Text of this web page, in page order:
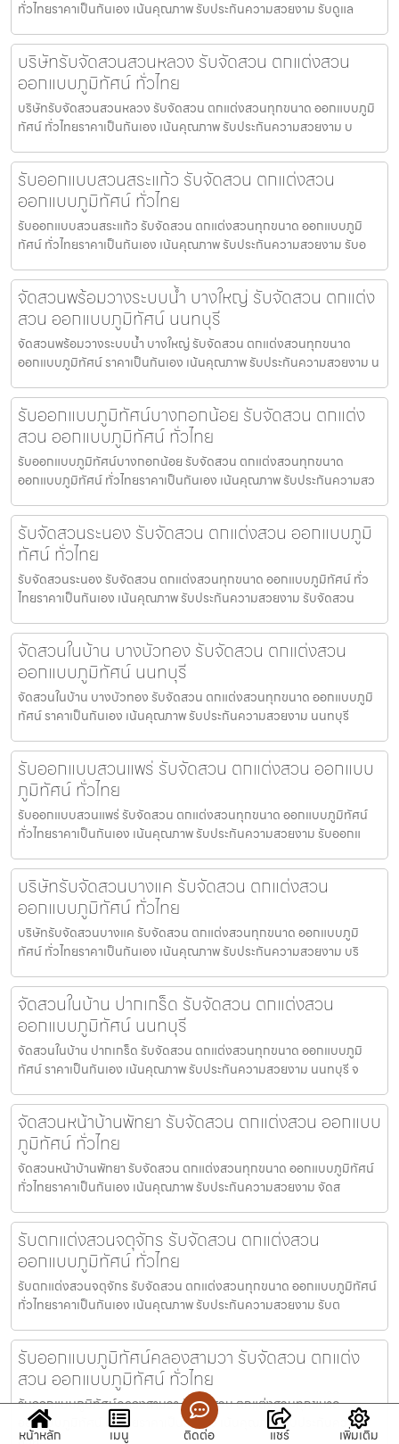
ทั่วไทยราคาเป็นกันเอง เน้นคุณภาพ รับประกันความสวยงาม รับดูแล
บริษัทรับจัดสวนสวนหลวง รับจัดสวน ตกแต่งสวน
ออกแบบภูมิทัศน์ ทั่วไทย
บริษัทรับจัดสวนสวนหลวง รับจัดสวน ตกแต่งสวนทุกขนาด ออกแบบภูมิ
ทัศน์ ทั่วไทยราคาเป็นกันเอง เน้นคุณภาพ รับประกันความสวยงาม บ
รับออกแบบสวนสระแก้ว รับจัดสวน ตกแต่งสวน
ออกแบบภูมิทัศน์ ทั่วไทย
รับออกแบบสวนสระแก้ว รับจัดสวน ตกแต่งสวนทุกขนาด ออกแบบภูมิ
ทัศน์ ทั่วไทยราคาเป็นกันเอง เน้นคุณภาพ รับประกันความสวยงาม รับอ
จัดสวนพร้อมวางระบบน้ำ บางใหญ่ รับจัดสวน ตกแต่ง
สวน ออกแบบภูมิทัศน์ นนทบุรี
จัดสวนพร้อมวางระบบน้ำ บางใหญ่ รับจัดสวน ตกแต่งสวนทุกขนาด
ออกแบบภูมิทัศน์ ราคาเป็นกันเอง เน้นคุณภาพ รับประกันความสวยงาม น
รับออกแบบภูมิทัศน์บางกอกน้อย รับจัดสวน ตกแต่ง
สวน ออกแบบภูมิทัศน์ ทั่วไทย
รับออกแบบภูมิทัศน์บางกอกน้อย รับจัดสวน ตกแต่งสวนทุกขนาด
ออกแบบภูมิทัศน์ ทั่วไทยราคาเป็นกันเอง เน้นคุณภาพ รับประกันความสว
รับจัดสวนระนอง รับจัดสวน ตกแต่งสวน ออกแบบภูมิ
ทัศน์ ทั่วไทย
รับจัดสวนระนอง รับจัดสวน ตกแต่งสวนทุกขนาด ออกแบบภูมิทัศน์ ทั่ว
ไทยราคาเป็นกันเอง เน้นคุณภาพ รับประกันความสวยงาม รับจัดสวน
จัดสวนในบ้าน บางบัวทอง รับจัดสวน ตกแต่งสวน
ออกแบบภูมิทัศน์ นนทบุรี
จัดสวนในบ้าน บางบัวทอง รับจัดสวน ตกแต่งสวนทุกขนาด ออกแบบภูมิ
ทัศน์ ราคาเป็นกันเอง เน้นคุณภาพ รับประกันความสวยงาม นนทบุรี
รับออกแบบสวนแพร่ รับจัดสวน ตกแต่งสวน ออกแบบ
ภูมิทัศน์ ทั่วไทย
รับออกแบบสวนแพร่ รับจัดสวน ตกแต่งสวนทุกขนาด ออกแบบภูมิทัศน์
ทั่วไทยราคาเป็นกันเอง เน้นคุณภาพ รับประกันความสวยงาม รับออกแ
บริษัทรับจัดสวนบางแค รับจัดสวน ตกแต่งสวน
ออกแบบภูมิทัศน์ ทั่วไทย
บริษัทรับจัดสวนบางแค รับจัดสวน ตกแต่งสวนทุกขนาด ออกแบบภูมิ
ทัศน์ ทั่วไทยราคาเป็นกันเอง เน้นคุณภาพ รับประกันความสวยงาม บริ
จัดสวนในบ้าน ปากเกร็ด รับจัดสวน ตกแต่งสวน
ออกแบบภูมิทัศน์ นนทบุรี
จัดสวนในบ้าน ปากเกร็ด รับจัดสวน ตกแต่งสวนทุกขนาด ออกแบบภูมิ
ทัศน์ ราคาเป็นกันเอง เน้นคุณภาพ รับประกันความสวยงาม นนทบุรี จ
จัดสวนหน้าบ้านพัทยา รับจัดสวน ตกแต่งสวน ออกแบบ
ภูมิทัศน์ ทั่วไทย
จัดสวนหน้าบ้านพัทยา รับจัดสวน ตกแต่งสวนทุกขนาด ออกแบบภูมิทัศน์
ทั่วไทยราคาเป็นกันเอง เน้นคุณภาพ รับประกันความสวยงาม จัดส
รับตกแต่งสวนจตุจักร รับจัดสวน ตกแต่งสวน
ออกแบบภูมิทัศน์ ทั่วไทย
รับตกแต่งสวนจตุจักร รับจัดสวน ตกแต่งสวนทุกขนาด ออกแบบภูมิทัศน์
ทั่วไทยราคาเป็นกันเอง เน้นคุณภาพ รับประกันความสวยงาม รับต
รับออกแบบภูมิทัศน์คลองสามวา รับจัดสวน ตกแต่ง
สวน ออกแบบภูมิทัศน์ ทั่วไทย
รับออกแบบภูมิทัศน์คลองสามวา รับจัดสวน ตกแต่งสวนทุกขนาด
ออกแบบภูมิทัศน์ ทั่วไทยราคาเป็นกันเอง เน้นคุณภาพ รับประกันความ
หน้าหลัก เมนู ติดต่อ แชร์ เพิ่มเติม